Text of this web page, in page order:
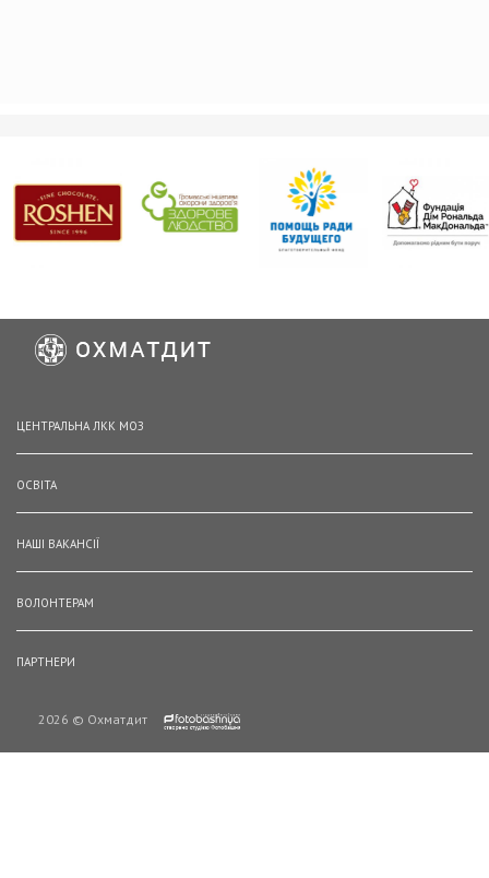
ЦЕНТРАЛЬНА ЛКК МОЗ
ОСВІТА
НАШІ ВАКАНСІЇ
ВОЛОНТЕРАМ
ПАРТНЕРИ
2026 © Охматдит